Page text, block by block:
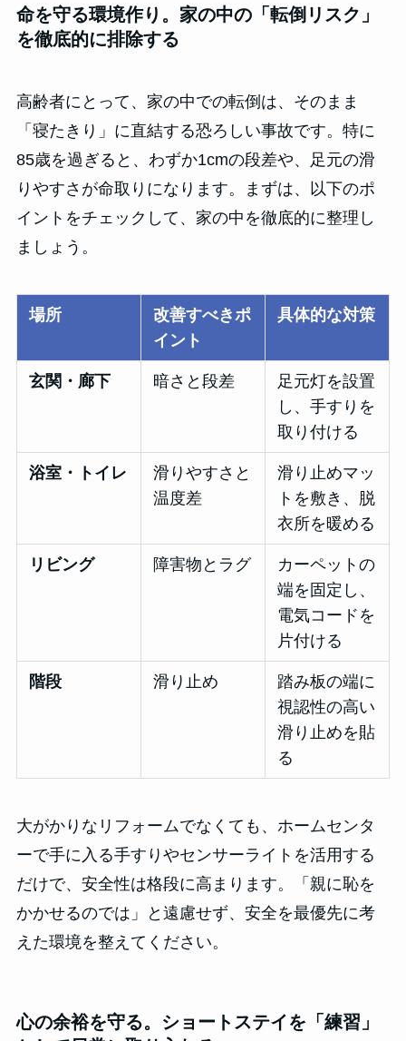
命を守る環境作り。家の中の「転倒リスク」
を徹底的に排除する
高齢者にとって、家の中での転倒は、そのまま
「寝たきり」に直結する恐ろしい事故です。特に
85歳を過ぎると、わずか1cmの段差や、足元の滑
りやすさが命取りになります。まずは、以下のポ
イントをチェックして、家の中を徹底的に整理し
ましょう。
場所
改善すべきポ
イント
具体的な対策
玄関・廊下 暗さと段差
足元灯を設置
し、手すりを
取り付ける
浴室・トイレ
滑りやすさと
温度差
滑り止めマッ
トを敷き、脱
衣所を暖める
リビング 障害物とラグ
カーペットの
端を固定し、
電気コードを
片付ける
階段 滑り止め
踏み板の端に
視認性の高い
滑り止めを貼
る
大がかりなリフォームでなくても、ホームセンタ
ーで手に入る手すりやセンサーライトを活用する
だけで、安全性は格段に高まります。「親に恥を
かかせるのでは」と遠慮せず、安全を最優先に考
えた環境を整えてください。
心の余裕を守る。ショートステイを「練習」